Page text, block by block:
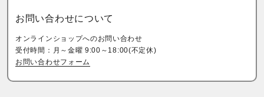
お問い合わせについて
オンラインショップへのお問い合わせ
受付時間：月～金曜 9:00～18:00(不定休)
お問い合わせフォーム